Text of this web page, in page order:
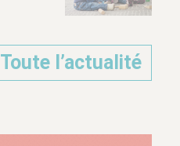
Toute l’actualité